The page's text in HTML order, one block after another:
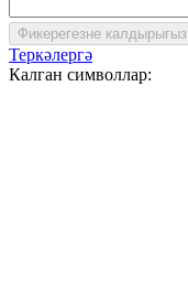
Фикерегезне калдырыгыз
Теркәлергә
Калган символлар: